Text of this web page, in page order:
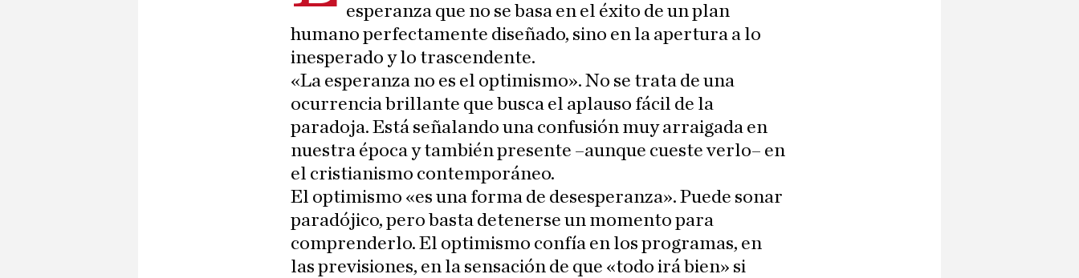
esperanza que no se basa en el éxito de un plan
humano perfectamente diseñado, sino en la apertura a lo
inesperado y lo trascendente.
«La esperanza no es el optimismo». No se trata de una
ocurrencia brillante que busca el aplauso fácil de la
paradoja. Está señalando una confusión muy arraigada en
nuestra época y también presente –aunque cueste verlo– en
el cristianismo contemporáneo.
El optimismo «es una forma de desesperanza». Puede sonar
paradójico, pero basta detenerse un momento para
comprenderlo. El optimismo confía en los programas, en
las previsiones, en la sensación de que «todo irá bien» si